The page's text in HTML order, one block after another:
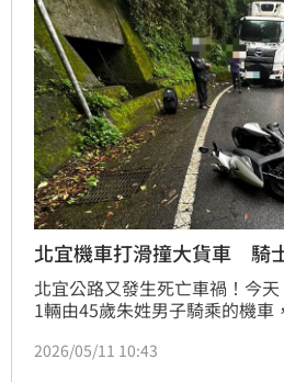
北宜機車打滑撞大貨車 騎
北宜公路又發生死亡車禍！今
1輛由45歲朱姓男子騎乘的機車
男子駕駛的大貨車，朱男當場重
2026/05/11 10:43